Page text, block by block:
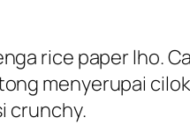
rice paper lho.
menyerupai
crunchy.